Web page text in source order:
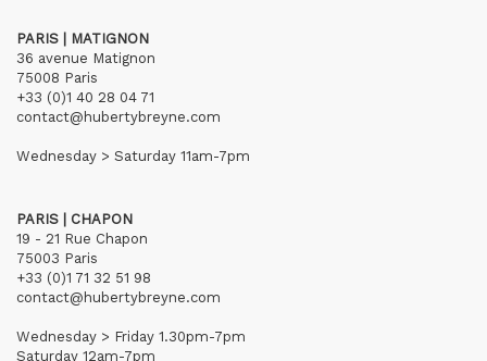
PARIS | MATIGNON
36 avenue Matignon
75008 Paris
+33 (0)1 40 28 04 71
contact@hubertybreyne.com
Wednesday > Saturday 11am-7pm
PARIS | CHAPON
19 - 21 Rue Chapon
75003 Paris
+33 (0)1 71 32 51 98
contact@hubertybreyne.com
Wednesday > Friday 1.30pm-7pm
Saturday 12am-7pm